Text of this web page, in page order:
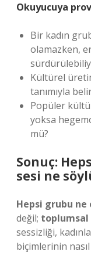
Okuyucuya
Bir kadın
olamazken,
Kültürel
tanımıyla
Popüler
yoksa
mü?
Sonuç:
sesi ne
Hepsi grubu ne
değil; toplumsal
sessizliği,
biçimlerinin